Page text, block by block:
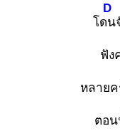
โดน
D
ฟัง
หลายค
ตอ